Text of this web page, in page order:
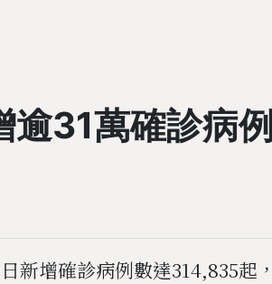
逾31萬確診病
新增確診病例數達314,835起